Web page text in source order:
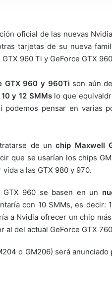
oficial de las nuevas
tarjetas de su nueva
960 Ti y GeForce GTX
GTX 960 y 960Ti son aún
y 12 SMMslo que
podemos pensar en varias
de unchip Maxwell
que se usarían los chips
a las GTX 980 y 970.
960 se basen en un
con 10 SMMs, es decir:
a Nvidia ofrecer un chip
del actual GeForce GTX
o GM206) será anunciado